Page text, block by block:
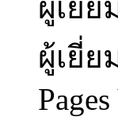
ผู้เยี่
ผู้เยี่